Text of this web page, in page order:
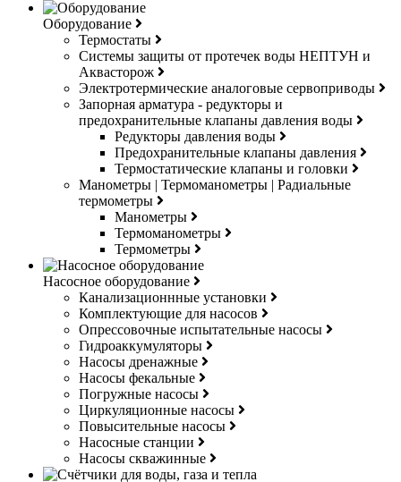
Оборудование
Термостаты
Системы защиты от протечек воды НЕПТУН и
Аквасторож
Электротермические аналоговые сервоприводы
Запорная арматура - редукторы и
предохранительные клапаны давления воды
Редукторы давления воды
Предохранительные клапаны давления
Термостатические клапаны и головки
Манометры | Термоманометры | Радиальные
термометры
Манометры
Термоманометры
Термометры
Насосное оборудование
Канализационнные установки
Комплектующие для насосов
Опрессовочные испытательные насосы
Гидроаккумуляторы
Насосы дренажные
Насосы фекальные
Погружные насосы
Циркуляционные насосы
Повысительные насосы
Насосные станции
Насосы скважинные